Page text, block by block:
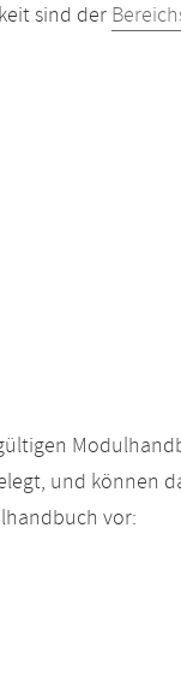
sind der
und können
vor: